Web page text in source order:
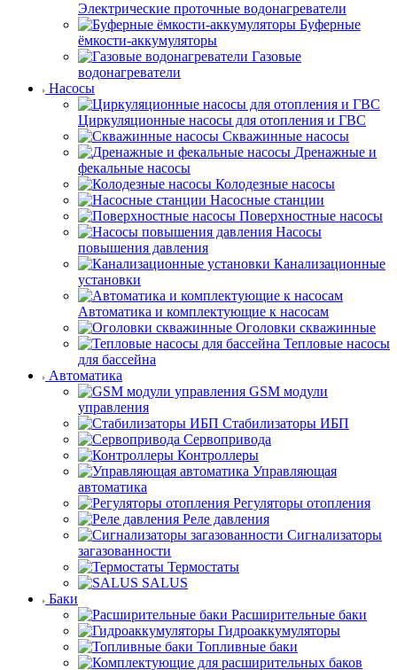
Электрические проточные водонагреватели
Буферные
ёмкости-аккумуляторы
Газовые
водонагреватели
Насосы
Циркуляционные насосы для отопления и ГВС
Скважинные насосы
Дренажные и
фекальные насосы
Колодезные насосы
Насосные станции
Поверхностные насосы
Насосы
повышения давления
Канализационные
установки
Автоматика и комплектующие к насосам
Оголовки скважинные
Тепловые насосы
для бассейна
Автоматика
GSM модули
управления
Стабилизаторы ИБП
Сервопривода
Контроллеры
Управляющая
автоматика
Регуляторы отопления
Реле давления
Сигнализаторы
загазованности
Термостаты
SALUS
Баки
Расширительные баки
Гидроаккумуляторы
Топливные баки